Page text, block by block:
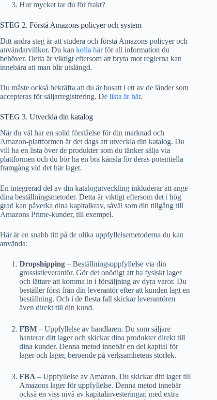
Hur mycket tar du för frakt?
STEG 2. Förstå Amazons policyer och system
Ditt andra steg är att studera och förstå Amazons policyer och
användarvillkor. Du kan kolla härför all information du
behöver. Detta är viktigt eftersom att bryta mot reglerna kan
innebära att man blir utslängd.
Du måste också bekräfta att du är bosatt i ett av de länder som
accepteras för säljarregistrering. De lista är här.
STEG 3. Utveckla din katalog
När du väl har en solid förståelse för din marknad och
Amazon-plattformen är det dags att utveckla din katalog. Du
vill ha en lista över de produkter som du tänker sälja via
plattformen och du bör ha en bra känsla för deras potentiella
framgång vid det här laget.
En integrerad del av din katalogutveckling inkluderar att ange
dina beställningsmetoder. Detta är viktigt eftersom det i hög
grad kan påverka dina kapitalkrav, såväl som din tillgång till
Amazons Prime-kunder, till exempel.
Här är en snabb titt på de olika uppfyllelsemetoderna du kan
använda:
Dropshipping – Beställningsuppfyllelse via din
grossistleverantör. Gör det onödigt att ha fysiskt lager
och lättare att komma in i försäljning av dyra varor. Du
beställer först från din leverantör efter att kunden lagt en
beställning. Och i de flesta fall skickar leverantören
även direkt till din kund.
FBM – Uppfyllelse av handlaren. Du som säljare
hanterar ditt lager och skickar dina produkter direkt till
dina kunder. Denna metod innebär en del kapital för
lager och lager, beroende på verksamhetens storlek.
FBA – Uppfyllelse av Amazon. Du skickar ditt lager till
Amazons lager för uppfyllelse. Denna metod innebär
också en viss nivå av kapitalinvesteringar, med extra